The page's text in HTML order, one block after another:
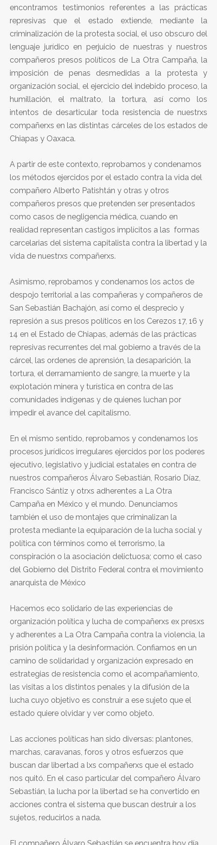
encontramos testimonios referentes a las prácticas
represivas que el estado extiende, mediante la
criminalización de la protesta social, el uso obscuro del
lenguaje jurídico en perjuicio de nuestras y nuestros
compañeros presos políticos de La Otra Campaña, la
imposición de penas desmedidas a la protesta y
organización social, el ejercicio del indebido proceso, la
humillación, el maltrato, la tortura, así como los
intentos de desarticular toda resistencia de nuestrxs
compañerxs en las distintas cárceles de los estados de
Chiapas y Oaxaca.
A partir de este contexto, reprobamos y condenamos
los métodos ejercidos por el estado contra la vida del
compañero Alberto Patishtán y otras y otros
compañeros presos que pretenden ser presentados
como casos de negligencia médica, cuando en
realidad representan castigos implícitos a las formas
carcelarias del sistema capitalista contra la libertad y la
vida de nuestrxs compañerxs.
Asimismo, reprobamos y condenamos los actos de
despojo territorial a las compañeras y compañeros de
San Sebastián Bachajón, así como el desprecio y
represión a sus presos políticos en los Cerezos 17, 16 y
14 en el Estado de Chiapas, además de las prácticas
represivas recurrentes del mal gobierno a través de la
cárcel, las ordenes de aprensión, la desaparición, la
tortura, el derramamiento de sangre, la muerte y la
explotación minera y turística en contra de las
comunidades indígenas y de quienes luchan por
impedir el avance del capitalismo.
En el mismo sentido, reprobamos y condenamos los
procesos jurídicos irregulares ejercidos por los poderes
ejecutivo, legislativo y judicial estatales en contra de
nuestros compañeros Álvaro Sebastián, Rosario Díaz,
Francisco Sántiz y otrxs adherentes a La Otra
Campaña en México y el mundo. Denunciamos
también el uso de montajes que criminalizan la
protesta mediante la equiparación de la lucha social y
política con términos como el terrorismo, la
conspiración o la asociación delictuosa; como el caso
del Gobierno del Distrito Federal contra el movimiento
anarquista de México
Hacemos eco solidario de las experiencias de
organización política y lucha de compañerxs ex presxs
y adherentes a La Otra Campaña contra la violencia, la
prisión política y la desinformación. Confiamos en un
camino de solidaridad y organización expresado en
estrategias de resistencia como el acompañamiento,
las visitas a los distintos penales y la difusión de la
lucha cuyo objetivo es construir a ese sujeto que el
estado quiere olvidar y ver como objeto.
Las acciones políticas han sido diversas: plantones,
marchas, caravanas, foros y otros esfuerzos que
buscan dar libertad a lxs compañerxs que el estado
nos quitó. En el caso particular del compañero Álvaro
Sebastián, la lucha por la libertad se ha convertido en
acciones contra el sistema que buscan destruir a los
sujetos, reducirlos a nada.